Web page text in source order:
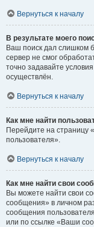
Вернуться к началу
В результате моего
Ваш поиск дал слишком
сервер не смог
точно задавайте
осуществлён.
Вернуться к началу
Как мне найти
Перейдите на страницу
пользователя».
Вернуться к началу
Как мне найти свои
Вы можете найти свои
сообщения» в личном
сообщения
или по ссылке «Ваши